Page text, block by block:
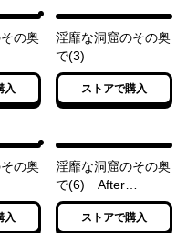
の奥
入
淫靡な洞窟のその奥
で(3)
ストアで購入
の奥
入
淫靡な洞窟のその奥
で(6) After
Disorder 1
ストアで購入